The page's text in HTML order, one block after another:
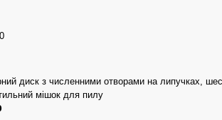
диск з численними отворами на липучках,
мішок для пилу